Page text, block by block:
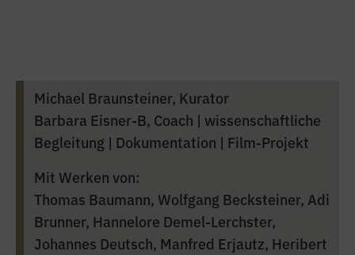
Michael Braunsteiner, Kurator
Barbara Eisner-B, Coach | wissenschaftliche
Begleitung | Dokumentation | Film-Projekt
Mit Werken von:
Thomas Baumann, Wolfgang Becksteiner, Adi
Brunner, Hannelore Demel-Lerchster,
Johannes Deutsch, Manfred Erjautz, Heribert